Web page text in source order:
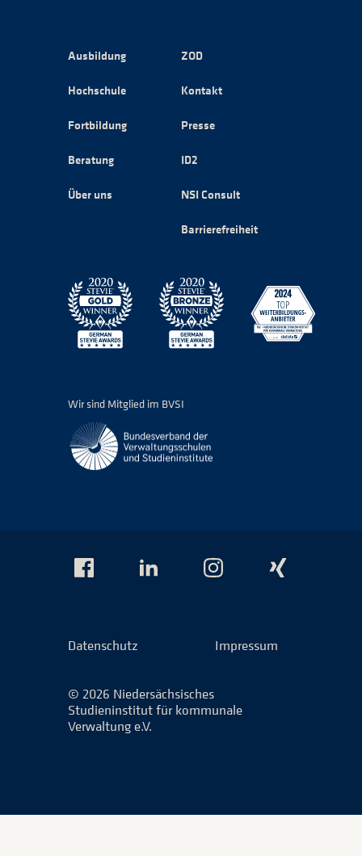
Ausbildung
Hochschule
Fortbildung
Beratung
Über uns
ZOD
Kontakt
Presse
ID2
NSI Consult
Barrierefreiheit
Wir sind Mitglied im BVSI
Das
Das
Das
Das
© 2026 Niedersächsisches
Studieninstitut für kommunale
Verwaltung e.V.
Datenschutz Impressum